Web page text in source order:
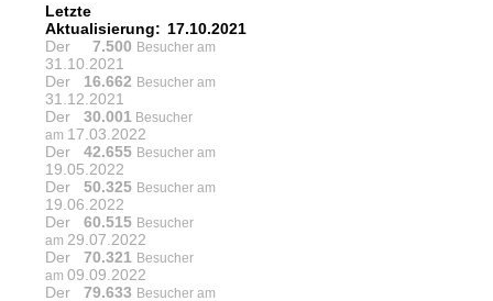
Letzte
Aktualisierung: 17.10.2021
Der 7.500 Besucher am
31.10.2021
Der 16.662 Besucher am
31.12.2021
Der 30.001 Besucher
am 17.03.2022
Der 42.655 Besucher am
19.05.2022
Der 50.325 Besucher am
19.06.2022
Der 60.515 Besucher
am 29.07.2022
Der 70.321 Besucher
am 09.09.2022
Der 79.633 Besucher am